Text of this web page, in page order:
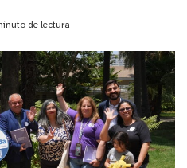
de lectura